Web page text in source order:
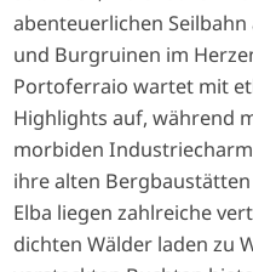
abenteuerlichen
und Burgruinen im
Portoferraio wartet mit
Highlights auf, während
morbiden
ihre alten
Elba liegen zahlreiche
dichten Wälder laden zu